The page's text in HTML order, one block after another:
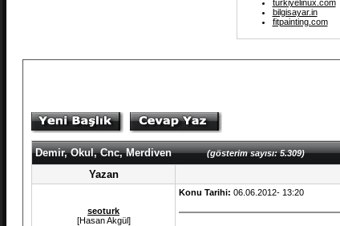
turkiyelinux.com
bilgisayar.in
fitpainting.com
Demir, Okul, Cnc, Merdiven(gösterim sayısı: 5.309)
Yazan
seoturk
[Hasan Akgül]
Konu Tarihi: 06.06.2012- 13:20